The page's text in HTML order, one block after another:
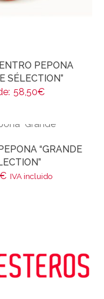
PEPONA
SÉLECTION”
58,50€
“GRANDE
€ IVA incluido